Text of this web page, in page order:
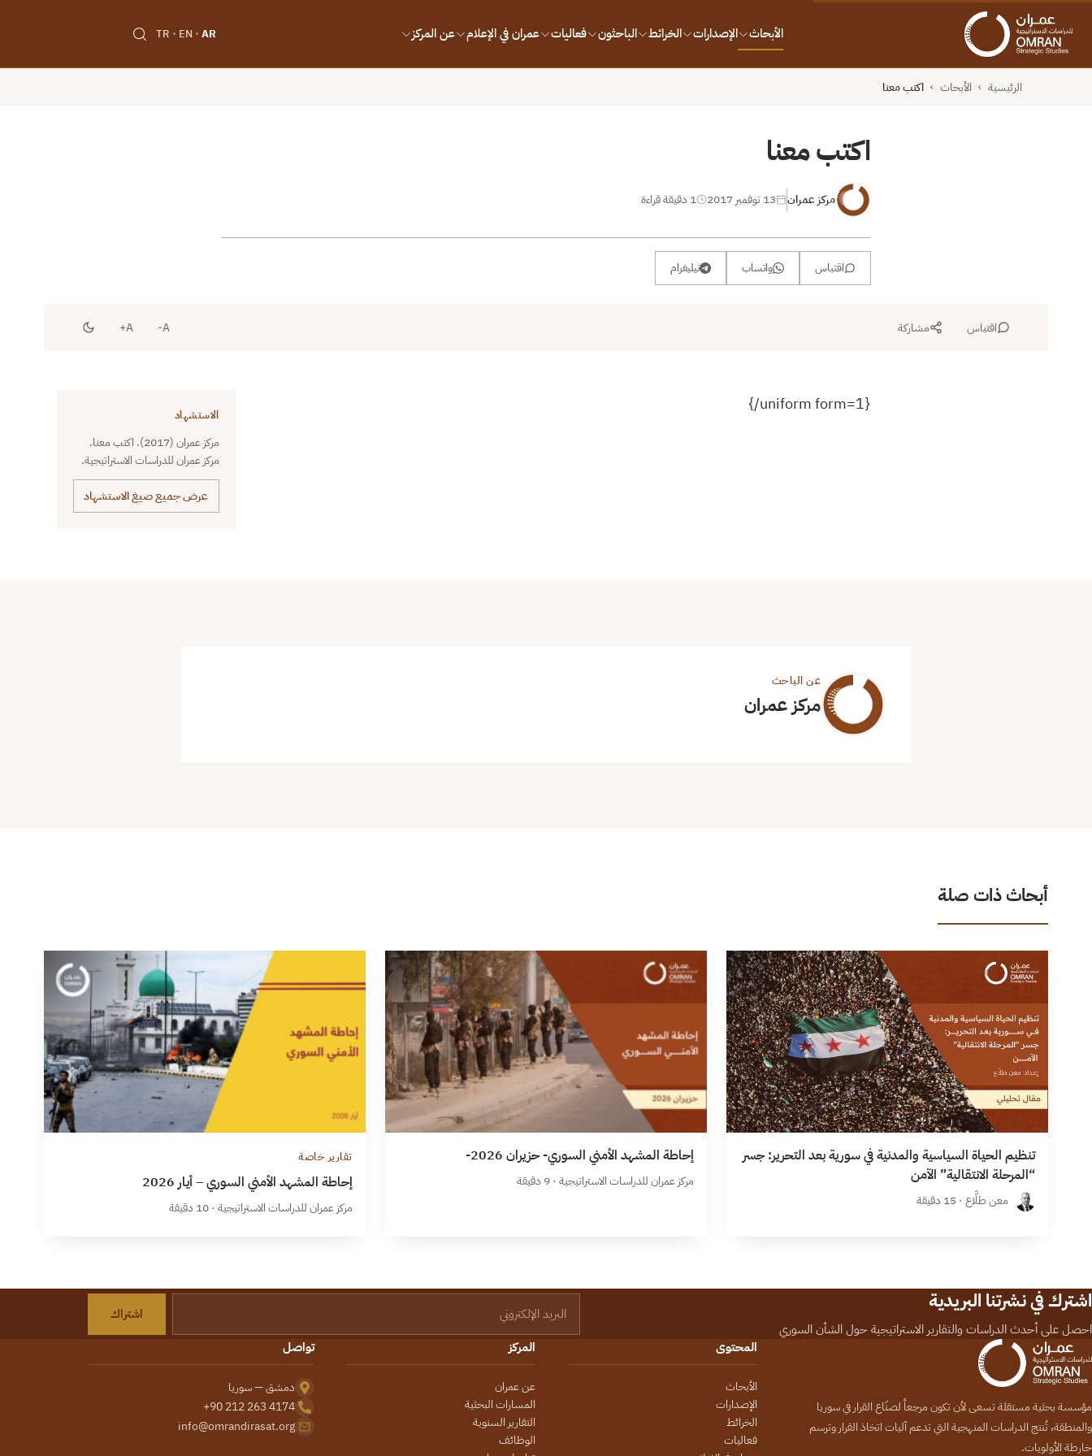
الأبحاث الإصدارات الخرائط الباحثون فعاليات عمران في الإعلام عن المركز AR
EN
TR
الرئيسية › الأبحاث › اكتب معنا
اكتب معنا
مركز عمران 13 نوفمبر 2017 1 دقيقة قراءة
اقتباس واتساب تيليغرام
اقتباس مشاركة A-
A+
{uniform form=1/}
الاستشهاد
مركز عمران (2017). اكتب معنا.
مركز عمران للدراسات الاستراتيجية.
عرض جميع صيغ الاستشهاد
عن الباحث
مركز عمران
أبحاث ذات صلة
تنظيم الحياة السياسية والمدنية في سورية بعد التحرير: جسر
“المرحلة الانتقالية” الآمن
معن طلَّاع · 15 دقيقة
إحاطة المشهد الأمني السوري- حزيران 2026-
مركز عمران للدراسات الاستراتيجية · 9 دقيقة
تقارير خاصة
إحاطة المشهد الأمني السوري – أيار 2026
مركز عمران للدراسات الاستراتيجية · 10 دقيقة
اشترك في نشرتنا البريدية
احصل على أحدث الدراسات والتقارير الاستراتيجية حول الشأن السوري
اشتراك
مؤسسة بحثية مستقلة تسعى لأن تكون مرجعاً لصنّاع القرار في سوريا
والمنطقة، تُنتج الدراسات المنهجية التي تدعم آليات اتخاذ القرار وترسم
خارطة الأولويات.
المحتوى
الأبحاث
الإصدارات
الخرائط
فعاليات
المركز
عن عمران
المسارات البحثية
التقارير السنوية
الوظائف
تواصل
دمشق — سوريا
+90 212 263 4174
info@omrandirasat.org